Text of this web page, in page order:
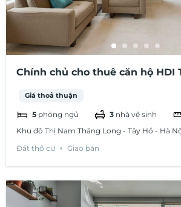
Chính chủ cho thuê căn hộ HDI
Giá thoả thuận
5 phòng ngủ 3 nhà vệ sinh
Khu đô Thị Nam Thăng Long - Tây Hồ - Hà
Đất thổ cư
Giao bán